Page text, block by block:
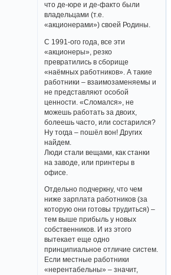
что де-юре и де-факто были
владельцами (т.е.
«акционерами») своей Родины.
С 1991-ого года, все эти
«акционеры», резко
превратились в сборище
«наёмных работников». А такие
работники – взаимозаменяемы и
не представляют особой
ценности. «Сломался», не
можешь работать за двоих,
болеешь часто, или состарился?
Ну тогда – пошёл вон! Других
найдем.
Люди стали вещами, как станки
на заводе, или принтеры в
офисе.
Отдельно подчеркну, что чем
ниже зарплата работников (за
которую они готовы трудиться) –
тем выше прибыль у новых
собственников. И из этого
вытекает еще одно
принципиальное отличие систем.
Если местные работники
«нерентабельны» – значит,